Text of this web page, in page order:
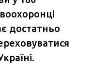
достатньо